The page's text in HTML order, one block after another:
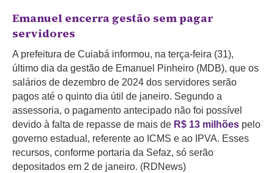
Emanuel encerra gestão sem pagar
servidores
A prefeitura de Cuiabá informou, na terça-feira (31),
último dia da gestão de Emanuel Pinheiro (MDB), que os
salários de dezembro de 2024 dos servidores serão
pagos até o quinto dia útil de janeiro. Segundo a
assessoria, o pagamento antecipado não foi possível
devido à falta de repasse de mais de R$ 13 milhões pelo
governo estadual, referente ao ICMS e ao IPVA. Esses
recursos, conforme portaria da Sefaz, só serão
depositados em 2 de janeiro. (RDNews)